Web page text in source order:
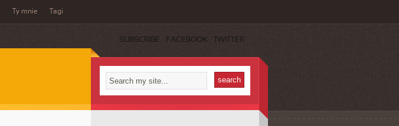
Ty mnie Tagi
SUBSCRIBE FACEBOOK TWITTER